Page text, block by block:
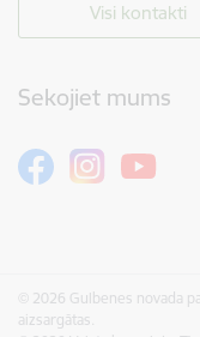
Visi kontakti
Sekojiet mums
© 2026 Gulbenes novada
aizsargātas.